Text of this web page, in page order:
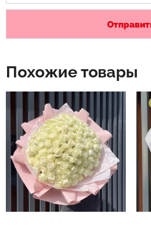
Похожие товары